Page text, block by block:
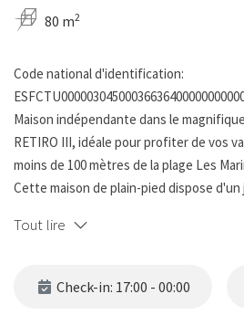
80 m2
Code national d'identification:
Maison indépendante dans le
RETIRO III, idéale pour profiter de vos
moins de 100 mètres de la plage Les
Cette maison de plain-pied dispose
résidentielle avec des jardins, une
Tout lire
Check-in: 17:00 - 00:00